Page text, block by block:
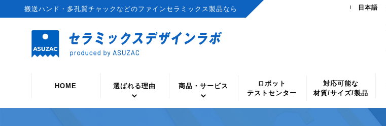
搬送ハンド・多孔質チャックなどのファインセラミックス製品なら 日本語
HOME 選ばれる理由 商品・サービス
ロボット
テストセンター
対応可能な
材質/サイズ/製品